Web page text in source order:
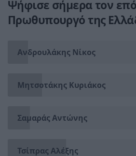
Ψήφισε σήμερα τον
Πρωθυπουργό της
Ανδρουλάκης Νίκος
Μητσοτάκης Κυριάκος
Σαμαράς Αντώνης
Τσίπρας Αλέξης